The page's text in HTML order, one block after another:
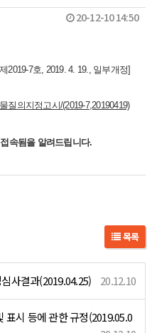
20-12-10 14:50
2019-7호, 2019. 4. 19., 일부개정]
질의지정고시/(2019-7,20190419)
속됨을 알려드립니다.
목록
사결과(2019.04.25) 20.12.10
표시 등에 관한 규정(2019.05.0